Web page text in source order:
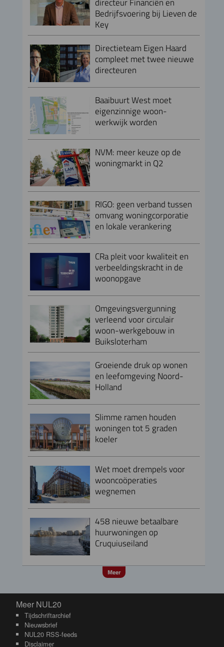
Bedrijfsvoering bij Lieven de
Key
Directieteam Eigen Haard
compleet met twee nieuwe
directeuren
Baaibuurt West moet
eigenzinnige woon-
werkwijk worden
NVM: meer keuze op de
woningmarkt in Q2
RIGO: geen verband tussen
omvang woningcorporatie
en lokale verankering
CRa pleit voor kwaliteit en
verbeeldingskracht in de
woonopgave
Omgevingsvergunning
verleend voor circulair
woon-werkgebouw in
Buiksloterham
Groeiende druk op wonen
en leefomgeving Noord-
Holland
Slimme ramen houden
woningen tot 5 graden
koeler
Wet moet drempels voor
wooncoöperaties
wegnemen
458 nieuwe betaalbare
huurwoningen op
Cruquiuseiland
Meer
Meer NUL20
Meer NUL20
Tijdschriftarchief
Nieuwsbrief
NUL20 RSS-feeds
Disclaimer